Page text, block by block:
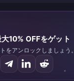
10% OFFをゲット
をアンロックしましょう。